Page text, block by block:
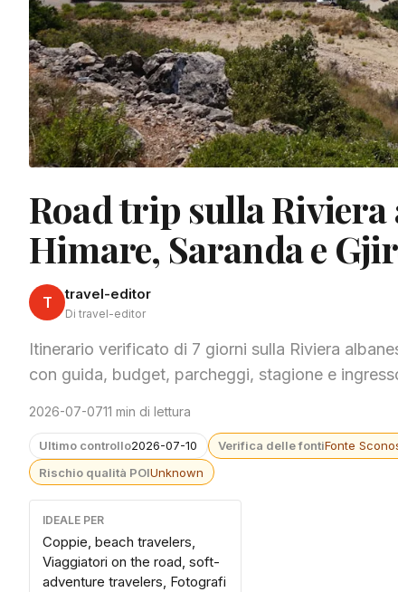
Road trip sulla Riviera
Himare, Saranda e
T travel-editor
Di travel-editor
Itinerario verificato di 7 giorni sulla Riviera
con guida, budget, parcheggi, stagione e
2026-07-0711 min di lettura
Ultimo controllo2026-07-10 Verifica delle fontiFonte
Rischio qualità POIUnknown
IDEALE PER
Coppie, beach travelers,
Viaggiatori on the road, soft-
adventure travelers, Fotografi